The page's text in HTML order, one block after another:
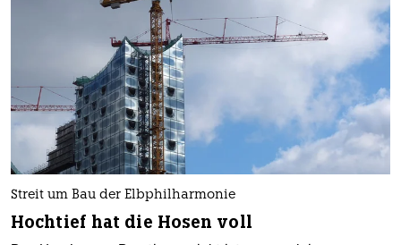
Streit um Bau der Elbphilharmonie
Hochtief hat die Hosen voll